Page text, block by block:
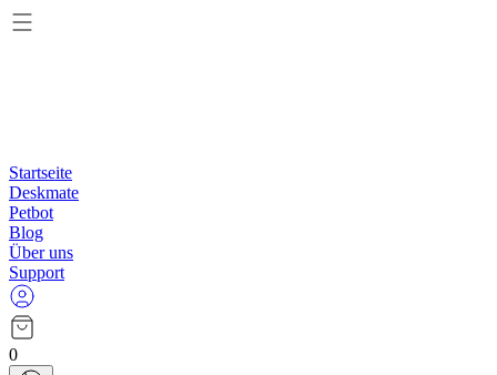
Startseite
Deskmate
Petbot
Blog
Über uns
Support
0